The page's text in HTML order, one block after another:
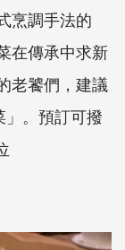
烹調手法的
在傳承中求新
老饕們，建議
。預訂可撥